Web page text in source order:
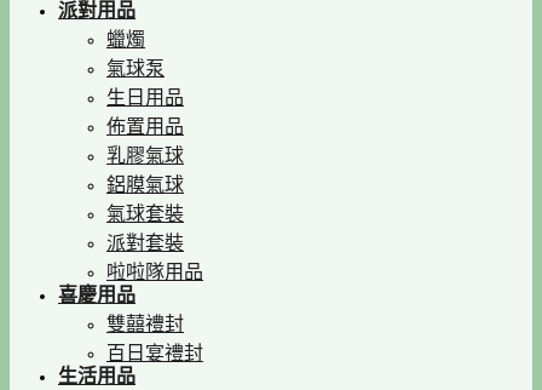
派對用品
蠟燭
氣球泵
生日用品
佈置用品
乳膠氣球
鋁膜氣球
氣球套裝
派對套裝
啦啦隊用品
喜慶用品
雙囍禮封
百日宴禮封
生活用品